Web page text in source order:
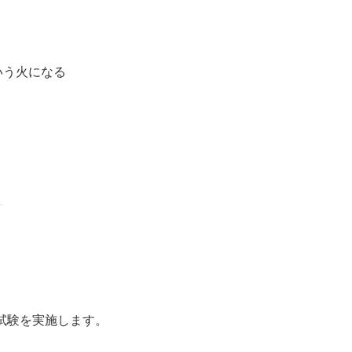
火になる
を実施します。